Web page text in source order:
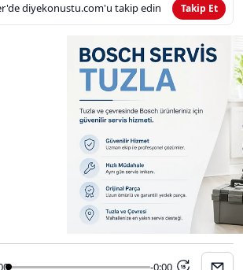
diyekonustu.com'u takip edin Takip Et
-0:00 15